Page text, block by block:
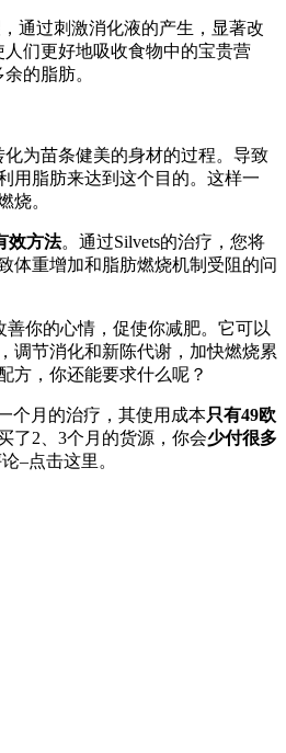
通过刺激消化液的产生，显著改
们更好地吸收食物中的宝贵营
的脂肪。
为苗条健美的身材的过程。导致
用脂肪来达到这个目的。这样一
烧。
效方法。通过Silvets的治疗，您将
体重增加和脂肪燃烧机制受阻的问
善你的心情，促使你减肥。它可以
调节消化和新陈代谢，加快燃烧累
方，你还能要求什么呢？
个月的治疗，其使用成本只有49欧
了2、3个月的货源，你会少付很多
–点击这里。